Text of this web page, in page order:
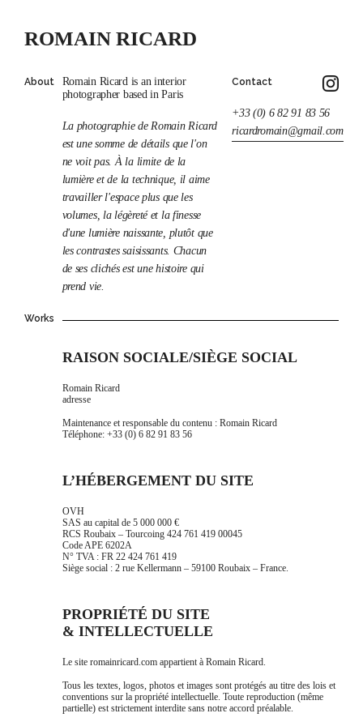
ROMAIN RICARD
About
Romain Ricard is an interior
photographer based in Paris
La photographie de Romain Ricard
est une somme de détails que l'on
ne voit pas. À la limite de la
lumière et de la technique, il aime
travailler l'espace plus que les
volumes, la légèreté et la finesse
d'une lumière naissante, plutôt que
les contrastes saisissants. Chacun
de ses clichés est une histoire qui
prend vie.
Contact
+33 (0) 6 82 91 83 56
ricardromain@gmail.com
Works
RAISON SOCIALE/SIÈGE SOCIAL
Romain Ricard
adresse
Maintenance et responsable du contenu : Romain Ricard
Téléphone: +33 (0) 6 82 91 83 56
L’HÉBERGEMENT DU SITE
OVH
SAS au capital de 5 000 000 €
RCS Roubaix – Tourcoing 424 761 419 00045
Code APE 6202A
N° TVA : FR 22 424 761 419
Siège social : 2 rue Kellermann – 59100 Roubaix – France.
PROPRIÉTÉ DU SITE
& INTELLECTUELLE
Le site romainricard.com appartient à Romain Ricard.
Tous les textes, logos, photos et images sont protégés au titre des lois et
conventions sur la propriété intellectuelle. Toute reproduction (même
partielle) est strictement interdite sans notre accord préalable.